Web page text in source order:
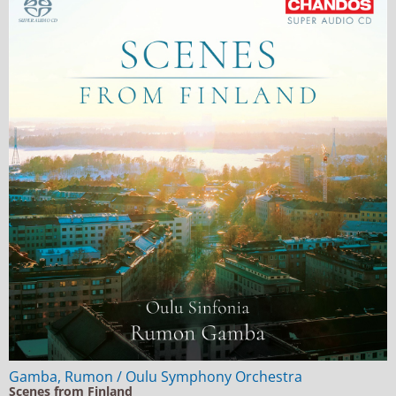
Gamba, Rumon / Oulu Symphony Orchestra
Scenes from Finland